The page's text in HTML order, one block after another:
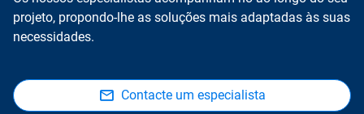
projeto, propondo-lhe as soluções mais adaptadas às suas
necessidades.
Contacte um especialista